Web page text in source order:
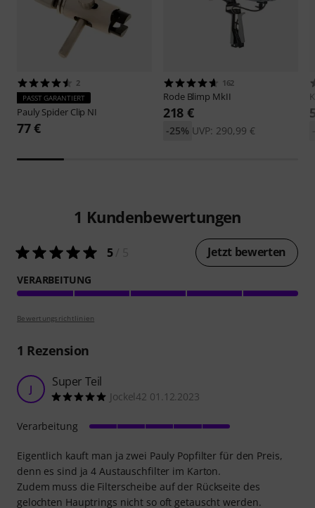
2
PASST GARANTIERT
Pauly Spider Clip NI
77 €
162
Rode Blimp MkII
218 €
UVP: 290,99 €
-25%
1 Kundenbewertungen
5/ 5 Jetzt bewerten
VERARBEITUNG
Bewertungsrichtlinien
1 Rezension
J Super Teil
Jockel42 01.12.2023
Eigentlich kauft man ja zwei Pauly Popfilter für den Preis,
denn es sind ja 4 Austauschfilter im Karton.
Zudem muss die Filterscheibe auf der Rückseite des
gelochten Hauptrings nicht so oft getauscht werden.
Verarbeitung